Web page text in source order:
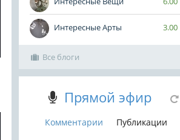
Интересные Арты 3.00
Все блоги
Прямой эфир
Комментарии Публикации